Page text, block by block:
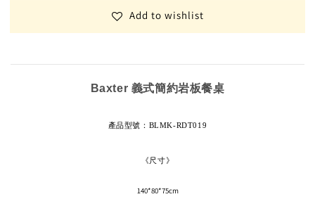
Add to wishlist
Baxter 義式簡約岩板餐桌
產品型號 ：BLMK-RDT019
《尺寸》
140*80*75cm